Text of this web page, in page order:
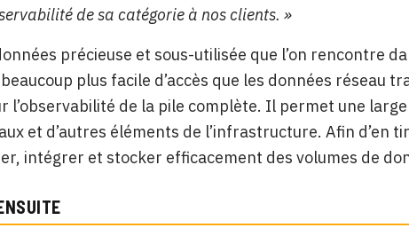
de sa catégorie à nos clients. »
précieuse et sous-utilisée que l’on rencontre
plus facile d’accès que les données réseau
l’observabilité de la pile complète. Il permet une
et d’autres éléments de l’infrastructure. Afin d’en
intégrer et stocker efficacement des volumes de